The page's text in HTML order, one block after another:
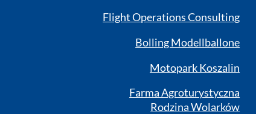
Flight Operations Consulting
Bolling Modellballone
Motopark Koszalin
Farma Agroturystyczna
Rodzina Wolarków